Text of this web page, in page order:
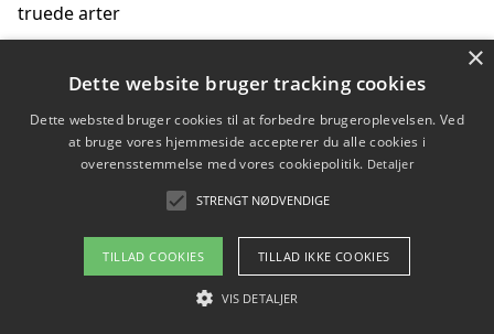
truede arter
Hvordan kan gaver til unge voksne støtte bevarelsen
Copyright 2026 - Pilanto Aps
Om / kontakt
Blog Betingelser
×
Dette website bruger tracking cookies
Dette websted bruger cookies til at forbedre brugeroplevelsen. Ved
at bruge vores hjemmeside accepterer du alle cookies i
overensstemmelse med vores cookiepolitik. Detaljer
STRENGT NØDVENDIGE
TILLAD COOKIES TILLAD IKKE COOKIES
VIS DETALJER